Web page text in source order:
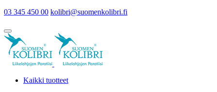
03 345 450 00 kolibri@suomenkolibri.fi
Kaikki tuotteet